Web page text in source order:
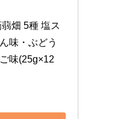
畑 5種 塩ス
味・ぶどう
味(25g×12